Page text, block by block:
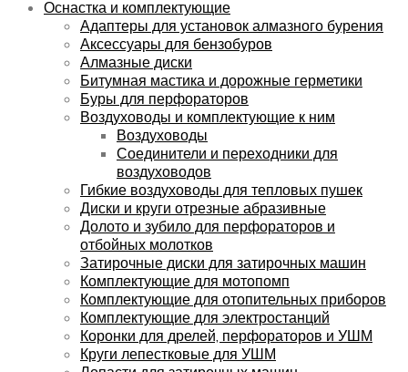
Оснастка и комплектующие
Адаптеры для установок алмазного бурения
Аксессуары для бензобуров
Алмазные диски
Битумная мастика и дорожные герметики
Буры для перфораторов
Воздуховоды и комплектующие к ним
Воздуховоды
Соединители и переходники для
воздуховодов
Гибкие воздуховоды для тепловых пушек
Диски и круги отрезные абразивные
Долото и зубило для перфораторов и
отбойных молотков
Затирочные диски для затирочных машин
Комплектующие для мотопомп
Комплектующие для отопительных приборов
Комплектующие для электростанций
Коронки для дрелей, перфораторов и УШМ
Круги лепестковые для УШМ